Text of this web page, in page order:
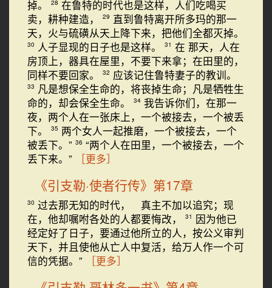
掉。
28 在鲁特的时代也是这样，人们吃喝买
卖，耕种建造，
29 直到鲁特离开所多玛的那一
天，火与硫磺从天上降下来，把他们全都灭掉。
30 人子显现的日子也是这样。 31 在 那天，人在
房顶上，器具在屋里，不要下来拿；在田里的，
同样不要回家。
32 应该记住鲁特妻子的教训。
33 凡是想保全生命的，将丧掉生命；凡是牺牲生
命的，却会保全生命。
34 我告诉你们，在那一
夜，两个人在一张床上，一个被接去，一个被丢
下。
35 两个女人一起推磨，一个被接去，一个
被丢下。” 36 “两个人在田里，一个被接去，一个
丢下来。”
［更多］
《引支勒·使者行传》第17章
30 过去那无知的时代， 真主不加以追究；现
在，他却嘱咐各处的人都要悔改，
31 因为他已
经定好了日子，要通过他所立的人，按公义审判
天下，并且使他从亡人中复活，给万人作一个可
信的凭据。”
［更多］